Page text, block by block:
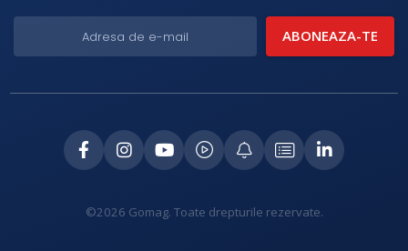
©2026 Gomag. Toate drepturile rezervate.